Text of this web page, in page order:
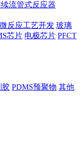
流管式反应器
反应工艺开发 玻璃
芯片 电极芯片 PFCT
胶 PDMS预聚物 其他